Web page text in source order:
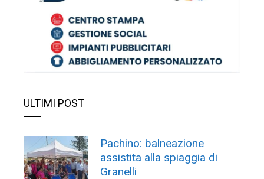
ULTIMI POST
Pachino: balneazione
assistita alla spiaggia di
Granelli